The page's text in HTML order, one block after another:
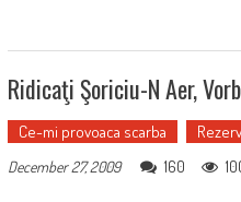
Ridicaţi Şoriciu-N Aer,
Ce-mi provoaca scarba
December 27, 2009
160